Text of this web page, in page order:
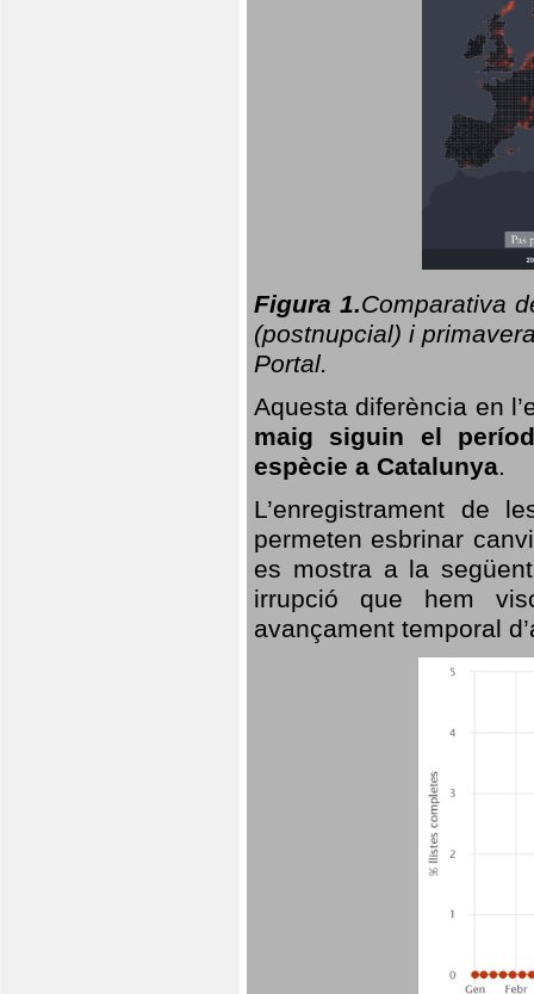
Figura 1.Comparativa
(postnupcial) i
Portal.
Aquesta diferència en
maig siguin el
espècie a Catalunya.
L’enregistrament de
permeten esbrinar
es mostra a la
irrupció que hem
avançament temporal